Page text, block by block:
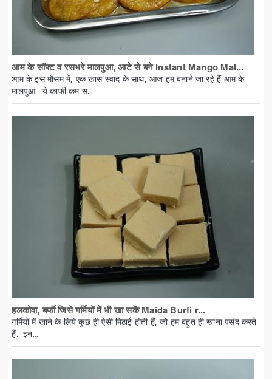
आम के सॉफ्ट व रसभरे मालपुआ, आटे से बने Instant Mango Mal...
आम के इस मौसम में, एक खास स्वाद के साथ, आज हम बनाने जा रहे हैं आम के
मालपुआ. ये काफी कम स...
हलकोवा, बर्फी जिसे गर्मियों में भी खा सकें Maida Burfi r...
गर्मियों में खाने के लिये कुछ ही ऐसी मिठाई होती हैं, जो हम बहुत ही खाना पसंद करते
हैं. इन...